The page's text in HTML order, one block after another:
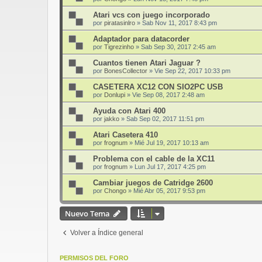
Atari vcs con juego incorporado
por piratasinlro » Sab Nov 11, 2017 8:43 pm
Adaptador para datacorder
por Tigrezinho » Sab Sep 30, 2017 2:45 am
Cuantos tienen Atari Jaguar ?
por BonesCollector » Vie Sep 22, 2017 10:33 pm
CASETERA XC12 CON SIO2PC USB
por Donlupi » Vie Sep 08, 2017 2:48 am
Ayuda con Atari 400
por jakko » Sab Sep 02, 2017 11:51 pm
Atari Casetera 410
por frognum » Mié Jul 19, 2017 10:13 am
Problema con el cable de la XC11
por frognum » Lun Jul 17, 2017 4:25 pm
Cambiar juegos de Catridge 2600
por Chongo » Mié Abr 05, 2017 9:53 pm
Nuevo Tema
Volver a Índice general
PERMISOS DEL FORO